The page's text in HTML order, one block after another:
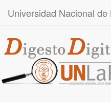
Universidad Nacional